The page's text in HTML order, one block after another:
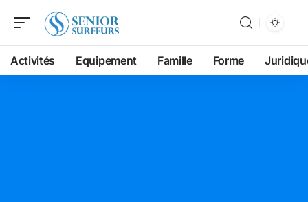
Activités Equipement Famille Forme